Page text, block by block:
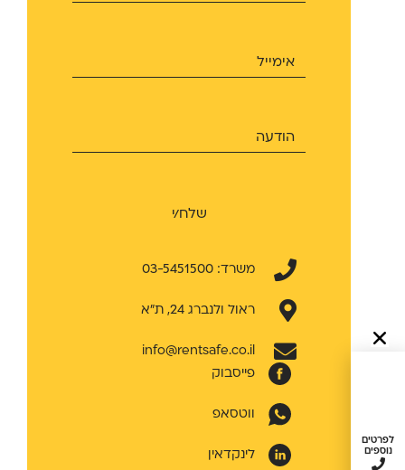
שלח/י
משרד: 03-5451500
ראול ולנברג 24, ת״א
info@rentsafe.co.il
פייסבוק
ווטסאפ
לינקדאין
לפרטים
נוספים